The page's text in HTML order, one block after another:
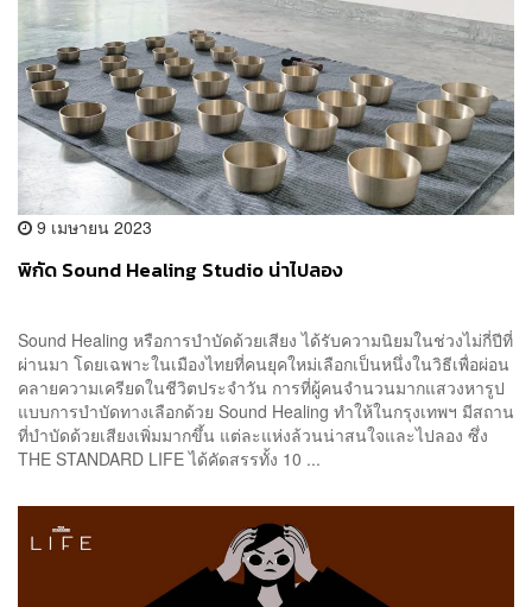
9 เมษายน 2023
พิกัด Sound Healing Studio น่าไปลอง
Sound Healing หรือการบำบัดด้วยเสียง ได้รับความนิยมในช่วงไม่กี่ปีที่
ผ่านมา โดยเฉพาะในเมืองไทยที่คนยุคใหม่เลือกเป็นหนึ่งในวิธีเพื่อผ่อน
คลายความเครียดในชีวิตประจำวัน การที่ผู้คนจำนวนมากแสวงหารูป
แบบการบำบัดทางเลือกด้วย Sound Healing ทำให้ในกรุงเทพฯ มีสถาน
ที่บำบัดด้วยเสียงเพิ่มมากขึ้น แต่ละแห่งล้วนน่าสนใจและไปลอง ซึ่ง
THE STANDARD LIFE ได้คัดสรรทั้ง 10 ...